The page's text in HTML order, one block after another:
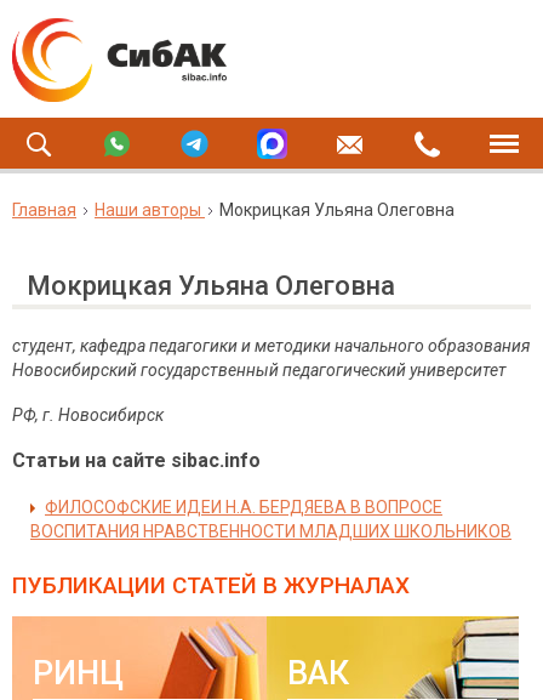
Главная Наши авторы Мокрицкая Ульяна Олеговна
Мокрицкая Ульяна Олеговна
студент, кафедра педагогики и методики начального образования
Новосибирский государственный педагогический университет
РФ, г. Новосибирск
Статьи на сайте sibac.info
ФИЛОСОФСКИЕ ИДЕИ Н.А. БЕРДЯЕВА В ВОПРОСЕ
ВОСПИТАНИЯ НРАВСТВЕННОСТИ МЛАДШИХ ШКОЛЬНИКОВ
ПУБЛИКАЦИИ СТАТЕЙ В ЖУРНАЛАХ
РИНЦ ВАК